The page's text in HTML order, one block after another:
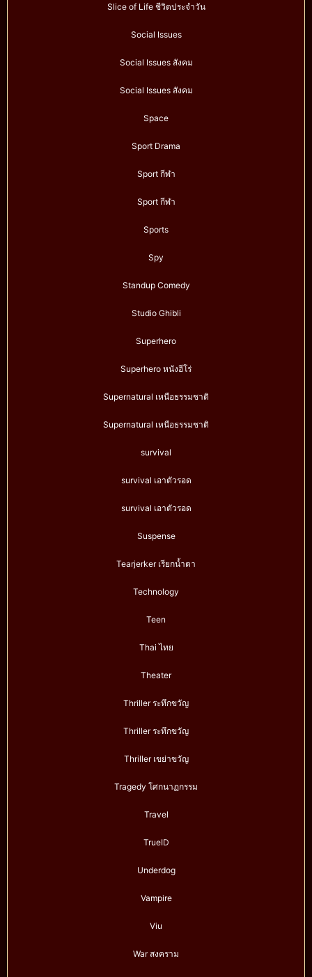
Slice of Life ชีวิตประจำวัน
Social Issues
Social Issues สังคม
Social Issues สังคม
Space
Sport Drama
Sport กีฬา
Sport กีฬา
Sports
Spy
Standup Comedy
Studio Ghibli
Superhero
Superhero หนังฮีโร่
Supernatural เหนือธรรมชาติ
Supernatural เหนือธรรมชาติ
survival
survival เอาตัวรอด
survival เอาตัวรอด
Suspense
Tearjerker เรียกน้ำตา
Technology
Teen
Thai ไทย
Theater
Thriller ระทึกขวัญ
Thriller ระทึกขวัญ
Thriller เขย่าขวัญ
Tragedy โศกนาฏกรรม
Travel
TrueID
Underdog
Vampire
Viu
War สงคราม